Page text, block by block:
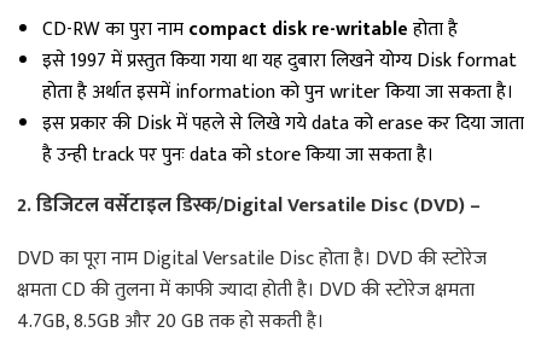
CD-RW का पुरा नामcompact disk re-writableहोता है
इसे 1997 में प्रस्तुत किया गया था यह दुबारा लिखने योग्य Disk format
होता है अर्थात इसमें information को पुन writer किया जा सकता है।
इस प्रकार की Disk में पहले से लिखे गये data को erase कर दिया जाता
है उन्ही track पर पुनः data को store किया जा सकता है।
2. डिजिटल वर्सेटाइल डिस्क/Digital Versatile Disc (DVD) –
DVD का पूरा नाम Digital Versatile Disc होता है। DVD की स्टोरेज
क्षमता CD की तुलना में काफी ज्यादा होती है। DVD की स्टोरेज क्षमता
4.7GB, 8.5GB और 20 GB तक हो सकती है।